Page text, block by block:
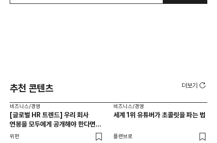
추천 콘텐츠 더보기
비즈니스/경영
[글로벌 HR 트렌드] 우리 회사
연봉을 모두에게 공개해야 한다면? |
급여 투명성 법, 해외 사례, 연봉
위펀
비즈니스/경영
세계 1위 유튜버가 초콜릿을 파는 법
플랜브로